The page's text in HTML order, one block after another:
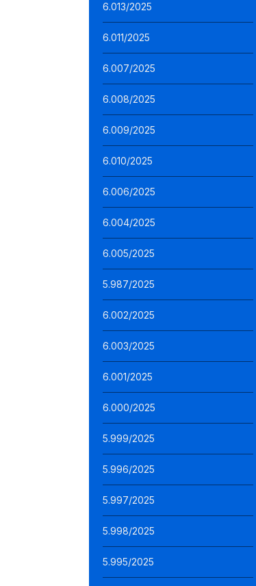
6.013/2025
6.011/2025
6.007/2025
6.008/2025
6.009/2025
6.010/2025
6.006/2025
6.004/2025
6.005/2025
5.987/2025
6.002/2025
6.003/2025
6.001/2025
6.000/2025
5.999/2025
5.996/2025
5.997/2025
5.998/2025
5.995/2025